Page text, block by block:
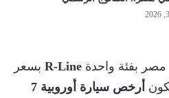
مصر بفئة واحدة R-Line بسعر
أرخص سيارة أوروبية 7